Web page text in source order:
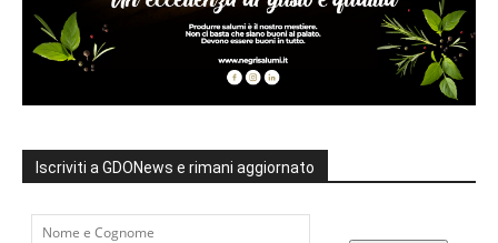
Iscriviti a GDONews e rimani aggiornato